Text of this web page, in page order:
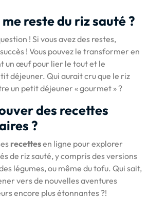
reste du riz sauté ?
! Si vous avez des restes,
! Vous pouvez le transformer en
un œuf pour lier le tout et le
déjeuner. Qui aurait cru que le riz
un petit déjeuner « gourmet » ?
des recettes
?
recettesen ligne pour explorer
de riz sauté, y compris des versions
légumes, ou même du tofu. Qui sait,
vers de nouvelles aventures
encore plus étonnantes ?!